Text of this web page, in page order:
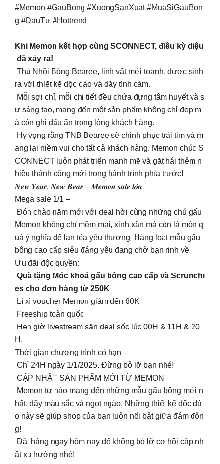
#Memon #GauBong #XuongSanXuat #MuaSiGauBon
g #DauTư #Hottrend
Khi Memon kết hợp cùng SCONNECT, điều kỳ diệu
đã xảy ra!
Thú Nhồi Bông Bearee, linh vật mới toanh, được sinh
ra với thiết kế độc đáo và đầy tình cảm.
Mỗi sợi chỉ, mỗi chi tiết đều chứa đựng tâm huyết và s
ự sáng tạo, mang đến một sản phẩm không chỉ đẹp m
à còn ghi dấu ấn trong lòng khách hàng.
Hy vọng rằng TNB Bearee sẽ chinh phục trái tim và m
ang lại niềm vui cho tất cả khách hàng. Memon chúc S
CONNECT luôn phát triển mạnh mẽ và gặt hái thêm n
hiều thành công mới trong hành trình phía trước!
𝑵𝒆𝒘 𝒀𝒆𝒂𝒓, 𝑵𝒆𝒘 𝑩𝒆𝒂𝒓 – 𝑴𝒆𝒎𝒐𝒏 𝒔𝒂𝒍𝒆 𝒍𝒐̛́𝒏
Mega sale 1/1 –
Đón chào năm mới với deal hời cùng những chú gấu
Memon không chỉ mềm mại, xinh xắn mà còn là món q
uà ý nghĩa để lan tỏa yêu thương Hàng loạt mẫu gấu
bông cao cấp siêu đáng yêu đang chờ bạn rinh về
Ưu đãi độc quyền:
Quà tặng Móc khoá gấu bông cao cấp và Scrunchi
es cho đơn hàng từ 250K
Lì xì voucher Memon giảm đến 60K
Freeship toàn quốc
Hẹn giờ livestream săn deal sốc lúc 00H & 11H & 20
H.
Thời gian chương trình có hạn –
Chỉ 24H ngày 1/1/2025. Đừng bỏ lỡ bạn nhé!
CẬP NHẬT SẢN PHẨM MỚI TỪ MEMON
Memon tự hào mang đến những mẫu gấu bông mới n
hất, đầy màu sắc và ngọt ngào. Những thiết kế độc đá
o này sẽ giúp shop của bạn luôn nổi bật giữa đám đôn
g!
Đặt hàng ngay hôm nay để không bỏ lỡ cơ hội cập nh
ật xu hướng nhé!